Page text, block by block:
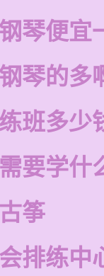
琴便宜
琴的多
班多少
要学什
筝
排练中